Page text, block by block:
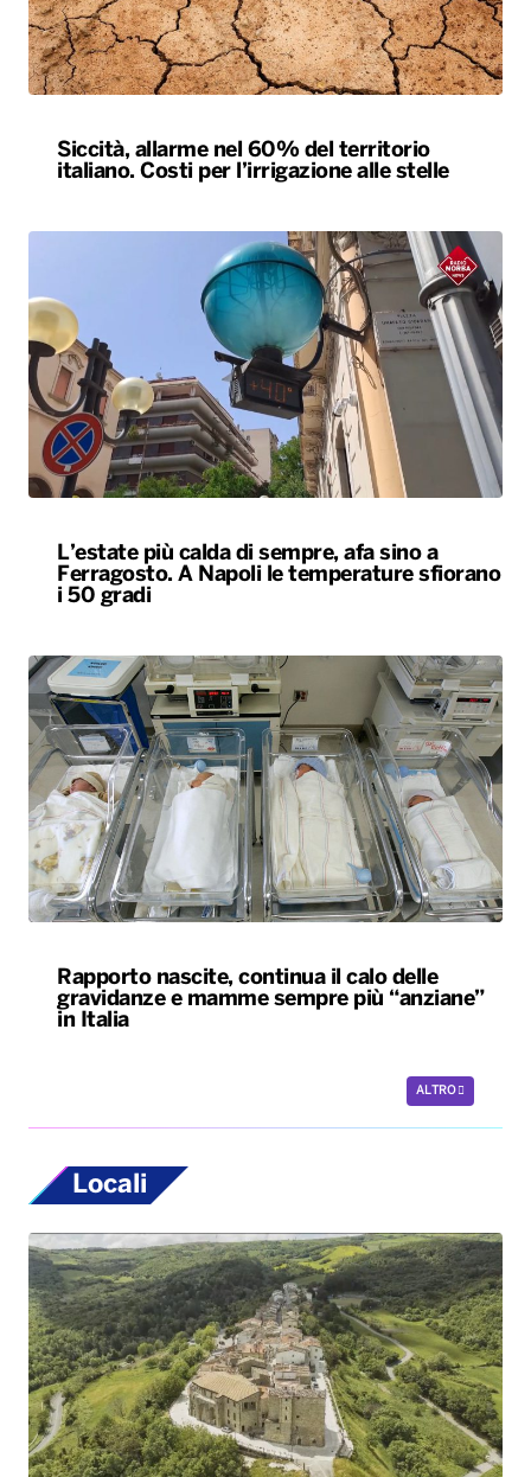
L’estate più calda di sempre, afa sino a
Ferragosto. A Napoli le temperature sfiorano
i 50 gradi
Rapporto nascite, continua il calo delle
gravidanze e mamme sempre più “anziane”
in Italia
ALTRO
Locali
Celle di San Vito, la “festa del vicino”
accoglierà 500 persone nel paese più piccolo
della Puglia